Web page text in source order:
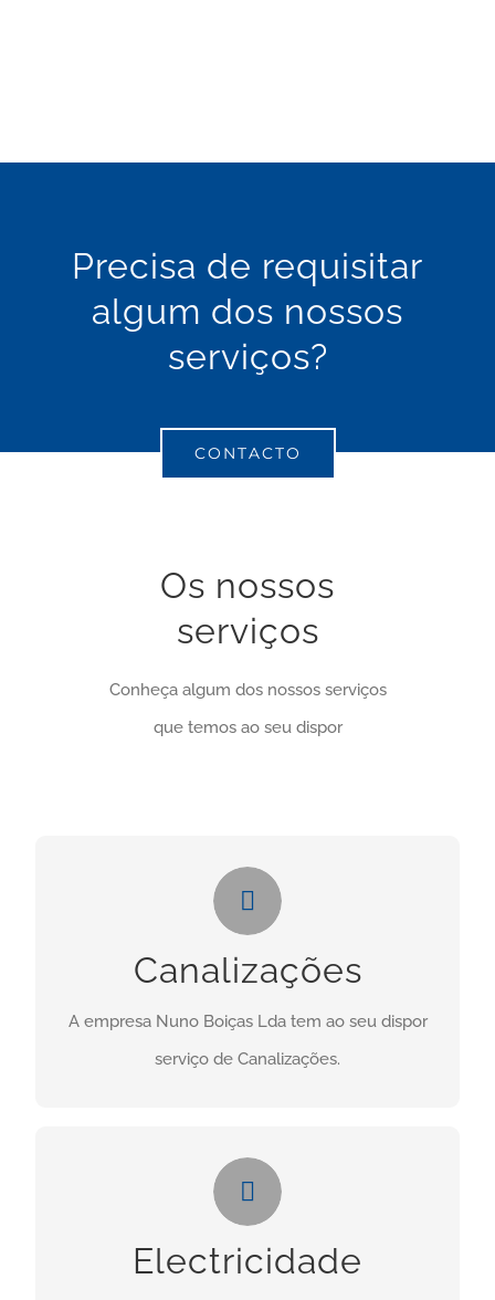
Precisa de requisitar
algum dos nossos
serviços?
CONTACTO
Os nossos
serviços
Conheça algum dos nossos serviços
que temos ao seu dispor
Canalizações
A empresa Nuno Boiças Lda tem ao seu dispor
serviço de Canalizações.
Canalizações
Necessita deste serviços? Clique no botão
abaixo:
CONTACTO
Electricidade
Electricidade
Necessita deste serviço? Clique no botão abaixo: